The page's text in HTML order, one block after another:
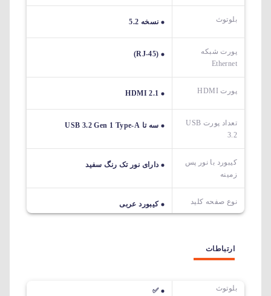
بلوتوث نسخه 5.2
پورت شبکه
Ethernet
(RJ-45)
پورت HDMI HDMI 2.1
تعداد پورت USB
3.2
سه تا USB 3.2 Gen 1 Type-A
کیبورد با نور پس
زمینه
دارای نور تک رنگ سفید
نوع صفحه کلید کیبورد عربی
ارتباطات
بلوتوث ✅